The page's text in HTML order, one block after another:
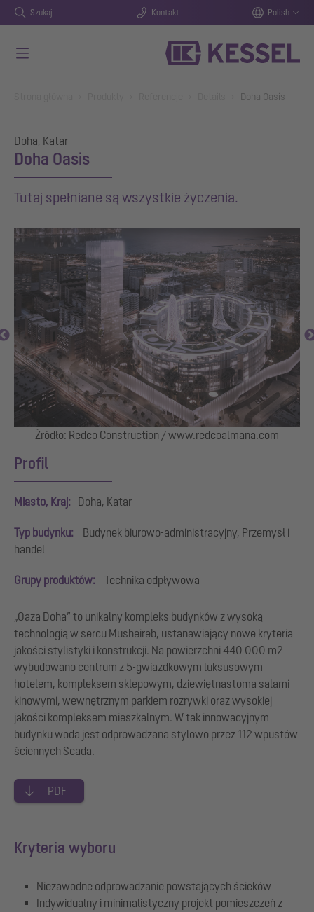
Szukaj Kontakt Polish
Doha Oasis
Doha, Katar
Doha Oasis
Tutaj spełniane są wszystkie życzenia.
Źródło: Redco Construction / www.redcoalmana.com
Profil
Miasto, Kraj: Doha, Katar
Typ budynku:
Budynek biurowo-administracyjny, Przemysł i
handel
Grupy produktów: Technika odpływowa
„Oaza Doha” to unikalny kompleks budynków z wysoką
technologią w sercu Musheireb, ustanawiający nowe kryteria
jakości stylistyki i konstrukcji. Na powierzchni 440 000 m2
wybudowano centrum z 5-gwiazdkowym luksusowym
hotelem, kompleksem sklepowym, dziewiętnastoma salami
kinowymi, wewnętrznym parkiem rozrywki oraz wysokiej
jakości kompleksem mieszkalnym. W tak innowacyjnym
budynku woda jest odprowadzana stylowo przez 112 wpustów
ściennych Scada.
PDF
Kryteria wyboru
Niezawodne odprowadzanie powstających ścieków
Indywidualny i minimalistyczny projekt pomieszczeń z